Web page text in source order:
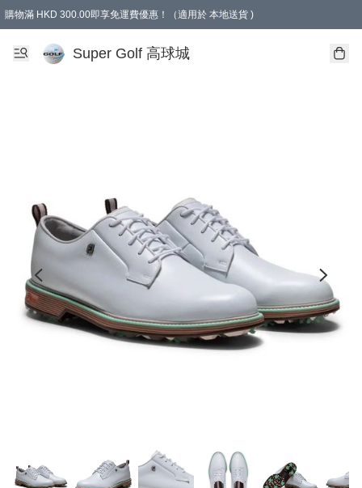
購物滿 HKD 300.00即享免運費優惠！（適用於 本地送貨 )
Super Golf 高球城